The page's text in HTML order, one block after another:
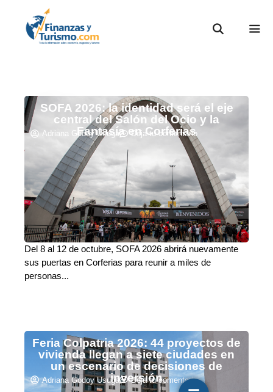
SOFA 2026: la identidad será el eje
central del Salón del Ocio y la
Fantasía en Corferias
Adriana Godoy Usuga Deja tu comentario
Del 8 al 12 de octubre, SOFA 2026 abrirá nuevamente
sus puertas en Corferias para reunir a miles de
personas...
Feria Colpatria 2026: 44 proyectos de
vivienda llegan a siete ciudades en
un escenario de decisiones de
inversión
Adriana Godoy Usuga Deja tu comentario